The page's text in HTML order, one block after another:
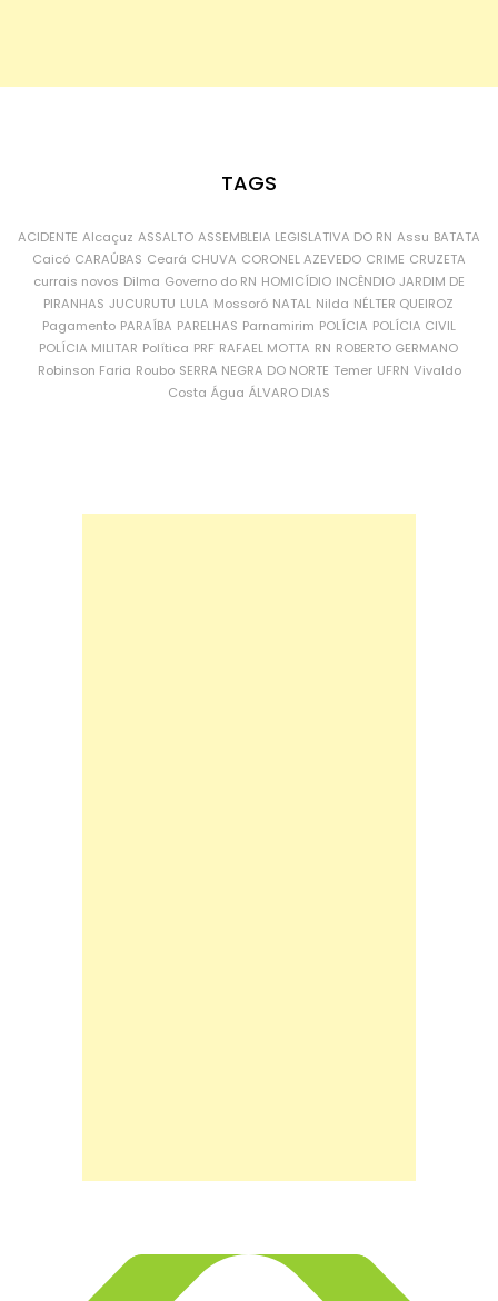
TAGS
ACIDENTE Alcaçuz ASSALTO ASSEMBLEIA LEGISLATIVA DO RN Assu BATATA
Caicó CARAÚBAS Ceará CHUVA CORONEL AZEVEDO CRIME CRUZETA
currais novos Dilma Governo do RN HOMICÍDIO INCÊNDIO JARDIM DE
PIRANHAS JUCURUTU LULA Mossoró NATAL Nilda NÉLTER QUEIROZ
Pagamento PARAÍBA PARELHAS Parnamirim POLÍCIA POLÍCIA CIVIL
POLÍCIA MILITAR Política PRF RAFAEL MOTTA RN ROBERTO GERMANO
Robinson Faria Roubo SERRA NEGRA DO NORTE Temer UFRN Vivaldo
Costa Água ÁLVARO DIAS